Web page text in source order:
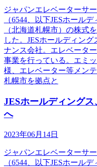
ジャパンエレベーターサ
（6544、以下JESホール
（北海道札幌市）の株式
した。JESホールディン
ナンス会社。エレベータ
事業を行っている。エミ
様、エレベーター等メン
札幌市を拠点と
JESホールディング
へ
2023年06月14日
ジャパンエレベーターサ
（6544、以下JESホール